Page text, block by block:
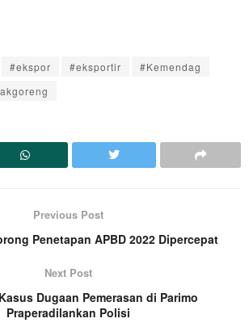
#ekspor #eksportir
#Kemendag
Previous Post
Penetapan APBD 2022 Dipercepat
Next Post
Dugaan Pemerasan di Parimo
Praperadilankan Polisi